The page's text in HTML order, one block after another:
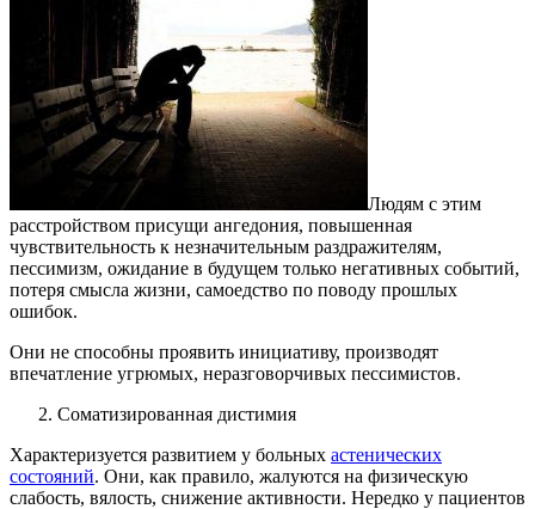
Людям с этим
расстройством присущи ангедония, повышенная
чувствительность к незначительным раздражителям,
пессимизм, ожидание в будущем только негативных событий,
потеря смысла жизни, самоедство по поводу прошлых
ошибок.
Они не способны проявить инициативу, производят
впечатление угрюмых, неразговорчивых пессимистов.
Соматизированная дистимия
Характеризуется развитием у больных астенических
состояний. Они, как правило, жалуются на физическую
слабость, вялость, снижение активности. Нередко у пациентов